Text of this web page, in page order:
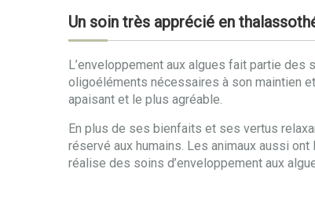
Un soin très apprécié en
L’enveloppement aux algues fait partie
oligoéléments nécessaires à son maintien
apaisant et le plus agréable.
En plus de ses bienfaits et ses vertus
réservé aux humains. Les animaux aussi
réalise des soins d’enveloppement aux